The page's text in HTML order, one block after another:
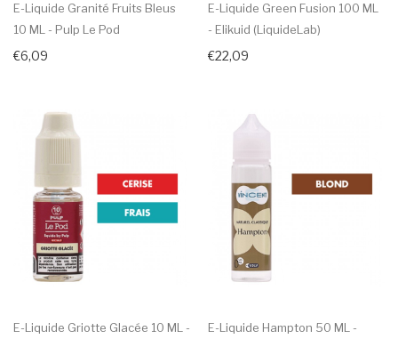
E-Liquide Granité Fruits Bleus
10 ML - Pulp Le Pod
€6,09
E-Liquide Green Fusion 100 ML
- Elikuid (LiquideLab)
€22,09
E-Liquide Griotte Glacée 10 ML - E-Liquide Hampton 50 ML -